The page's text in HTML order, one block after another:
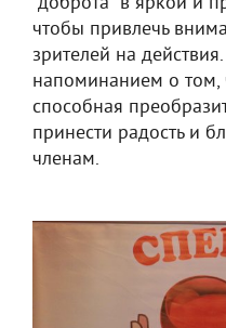
чтобы привлечь
зрителей на действия.
напоминанием о том,
способная
принести радость и
членам.